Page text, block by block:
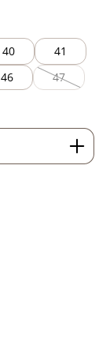
40
41
46 47
(Diese
Wert ein